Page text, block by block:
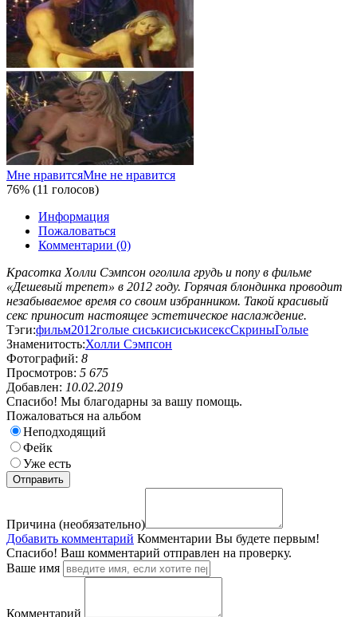
Мне нравитсяМне не нравится
76% (11 голосов)
Информация
Пожаловаться
Комментарии (0)
Красотка Холли Сэмпсон оголила грудь и попу в фильме
«Дешевый трепет» в 2012 году. Горячая блондинка проводит
незабываемое время со своим избранником. Такой красивый
секс приносит настоящее эстетическое наслаждение.
Тэги:фильм2012голые сиськисиськисексСкриныГолые
Знаменитость:Холли Сэмпсон
Фотографий: 8
Просмотров: 5 675
Добавлен: 10.02.2019
Спасибо! Мы благодарны за вашу помощь.
Пожаловаться на альбом
Неподходящий
Фейк
Уже есть
Причина (необязательно)
Добавить комментарий Комментарии Вы будете первым!
Спасибо! Ваш комментарий отправлен на проверку.
Ваше имя
Комментарий